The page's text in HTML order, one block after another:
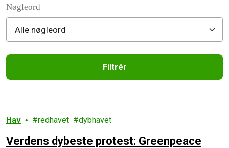
Nøgleord
Filtrér
Hav redhavet dybhavet
Verdens dybeste protest: Greenpeace